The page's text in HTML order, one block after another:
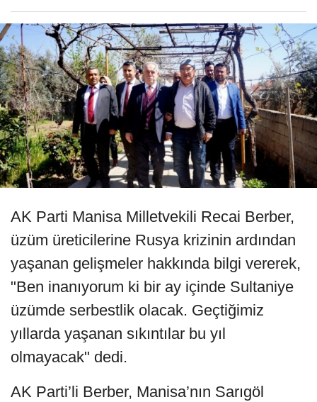
AK Parti Manisa Milletvekili Recai Berber,
üzüm üreticilerine Rusya krizinin ardından
yaşanan gelişmeler hakkında bilgi vererek,
"Ben inanıyorum ki bir ay içinde Sultaniye
üzümde serbestlik olacak. Geçtiğimiz
yıllarda yaşanan sıkıntılar bu yıl
olmayacak" dedi.
AK Parti’li Berber, Manisa’nın Sarıgöl